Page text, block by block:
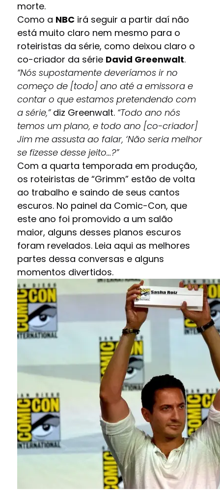
morte.
Como a NBCirá seguir a partir daí não
está muito claro nem mesmo para o
roteiristas da série, como deixou claro o
co-criador da série David Greenwalt.
“Nós supostamente deveríamos ir no
começo de [todo] ano até a emissora e
contar o que estamos pretendendo com
a série,”diz Greenwalt. “Todo ano nós
temos um plano, e todo ano [co-criador]
Jim me assusta ao falar, ‘Não seria melhor
se fizesse desse jeito…?”
Com a quarta temporada em produção,
os roteiristas de “Grimm” estão de volta
ao trabalho e saindo de seus cantos
escuros. No painel da Comic-Con, que
este ano foi promovido a um salão
maior, alguns desses planos escuros
foram revelados. Leia aqui as melhores
partes dessa conversas e alguns
momentos divertidos.